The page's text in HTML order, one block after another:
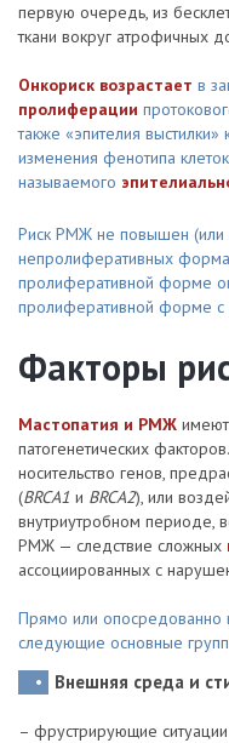
первую очередь, из
ткани вокруг атрофичных
Онкориск возрастает в
пролиферации
также «эпителия выстилки»
изменения фенотипа
называемого
Риск РМЖ не повышен (или
непролиферативных
пролиферативной форме
пролиферативной форме с
Факторы
Мастопатия и РМЖ
патогенетических
носительство генов,
(BRCA1 и BRCA2), или
внутриутробном
РМЖ — следствие сложных
ассоциированных с
Прямо или опосредованно
следующие основные
Внешняя среда и
– фрустрирующие